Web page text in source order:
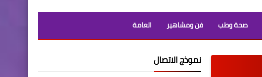
صحة وطب فن ومشاهير العامة
نموذج الاتصال